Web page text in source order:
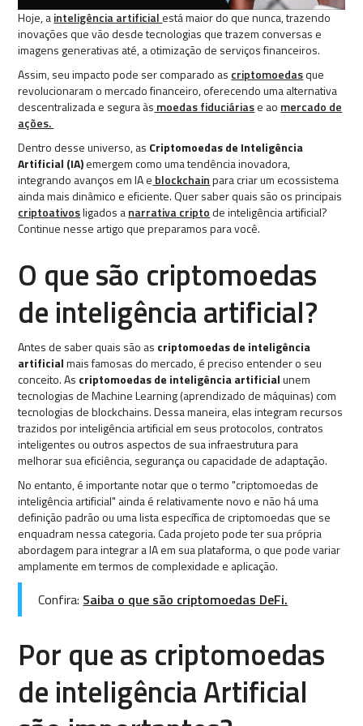
Hoje, ainteligência artificial está maior do que nunca, trazendo
inovações que vão desde tecnologias que trazem conversas e
imagens generativas até, a otimização de serviços financeiros.
Assim, seu impacto pode ser comparado as criptomoedasque
revolucionaram o mercado financeiro, oferecendo uma alternativa
descentralizada e segura às moedas fiduciáriase ao mercado de
ações.
Dentro desse universo, as Criptomoedas de Inteligência
Artificial (IA)emergem como uma tendência inovadora,
integrando avanços em IA e blockchainpara criar um ecossistema
ainda mais dinâmico e eficiente. Quer saber quais são os principais
criptoativosligados anarrativa criptode inteligência artificial?
Continue nesse artigo que preparamos para você.
O que são criptomoedas
de inteligência artificial?
Antes de saber quais são as criptomoedas de inteligência
artificialmais famosas do mercado, é preciso entender o seu
conceito. As criptomoedas de inteligência artificialunem
tecnologias de Machine Learning (aprendizado de máquinas) com
tecnologias de blockchains. Dessa maneira, elas integram recursos
trazidos por inteligência artificial em seus protocolos, contratos
inteligentes ou outros aspectos de sua infraestrutura para
melhorar sua eficiência, segurança ou capacidade de adaptação.
No entanto, é importante notar que o termo "criptomoedas de
inteligência artificial" ainda é relativamente novo e não há uma
definição padrão ou uma lista específica de criptomoedas que se
enquadram nessa categoria. Cada projeto pode ter sua própria
abordagem para integrar a IA em sua plataforma, o que pode variar
amplamente em termos de complexidade e aplicação.
Confira: Saiba o que são criptomoedas DeFi.
Por que as criptomoedas
de inteligência Artificial